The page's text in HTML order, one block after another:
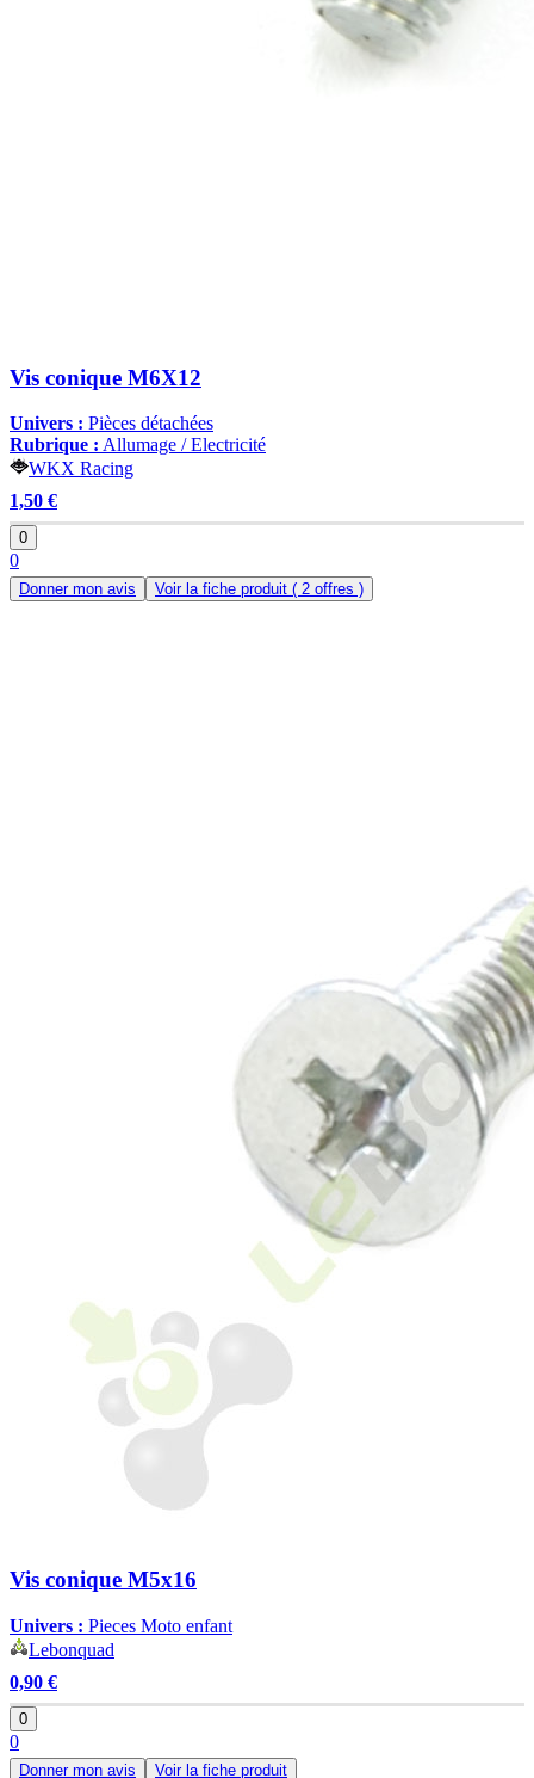
Vis conique M6X12
Univers : Pièces détachées
Rubrique : Allumage / Electricité
WKX Racing
1,50 €
0
0
Donner mon avis Voir la fiche produit ( 2 offres )
Vis conique M5x16
Univers : Pieces Moto enfant
Lebonquad
0,90 €
0
0
Donner mon avis Voir la fiche produit